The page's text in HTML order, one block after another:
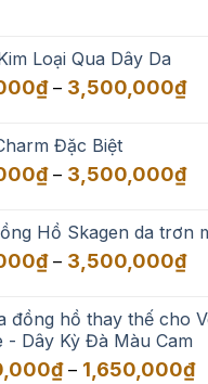
Loại Qua Dây Da
₫ – 3,500,000₫
đến
Đặc Biệt
₫ – 3,500,000₫
đến
Hồ Skagen da trơn
₫ – 3,500,000₫
đến
đồng hồ thay thế cho
- Dây Kỳ Đà Màu Cam
₫ – 1,650,000₫